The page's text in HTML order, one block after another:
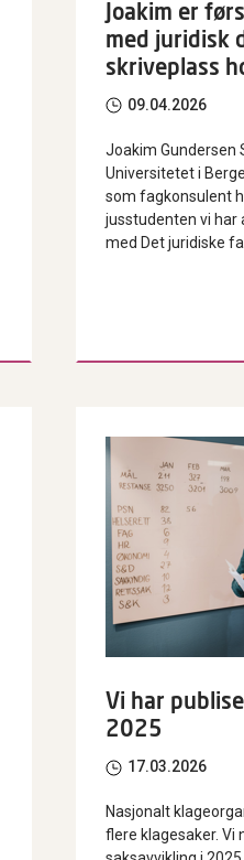
Joakim er
med juridisk
skriveplass
09.04.2026
Joakim Gundersen
Universitetet i
som fagkonsulent
jusstudenten vi har
med Det juridiske
Vi har
2025
17.03.2026
Nasjonalt
flere klagesaker. Vi